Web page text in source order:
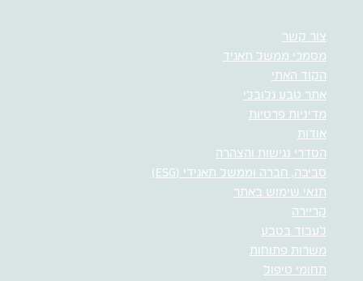
צור קשר
מסמכי ממשל תאגיד
הקוד האתי
אתר טבע גלובלי
מדיניות פרטיות
אודות
הסדרי נגישות והצהרה
סביבה, חברה וממשל תאגידי (ESG)
תנאי שימוש באתר
קריירה
לעבוד בטבע
משרות פתוחות
תחומי טיפול